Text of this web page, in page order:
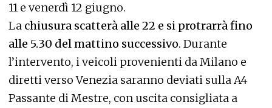
11 e venerdì 12 giugno.
La chiusura scatterà alle 22 e si protrarrà fino
alle 5.30 del mattino successivo. Durante
l’intervento, i veicoli provenienti da Milano e
diretti verso Venezia saranno deviati sulla A4
Passante di Mestre, con uscita consigliata a